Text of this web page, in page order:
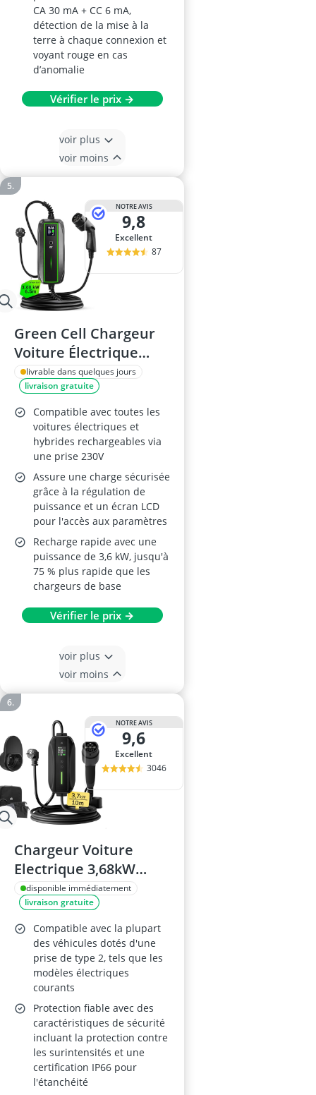
CA 30 mA + CC 6 mA,
détection de la mise à la
terre à chaque connexion et
voyant rouge en cas
d’anomalie
Vérifier le prix →
voir plus
voir moins
NOTRE AVIS
9,8
Excellent
87
Green Cell Chargeur
Voiture Électrique
Type 2, 6,5m, 10A/16A
livrable dans quelques jours
livraison gratuite
Compatible avec toutes les
voitures électriques et
hybrides rechargeables via
une prise 230V
Assure une charge sécurisée
grâce à la régulation de
puissance et un écran LCD
pour l'accès aux paramètres
Recharge rapide avec une
puissance de 3,6 kW, jusqu'à
75 % plus rapide que les
chargeurs de base
Vérifier le prix →
voir plus
voir moins
NOTRE AVIS
9,6
Excellent
3046
Chargeur Voiture
Electrique 3,68kW
Type 2 avec écran LCD
disponible immédiatement
livraison gratuite
Compatible avec la plupart
des véhicules dotés d'une
prise de type 2, tels que les
modèles électriques
courants
Protection fiable avec des
caractéristiques de sécurité
incluant la protection contre
les surintensités et une
certification IP66 pour
l'étanchéité